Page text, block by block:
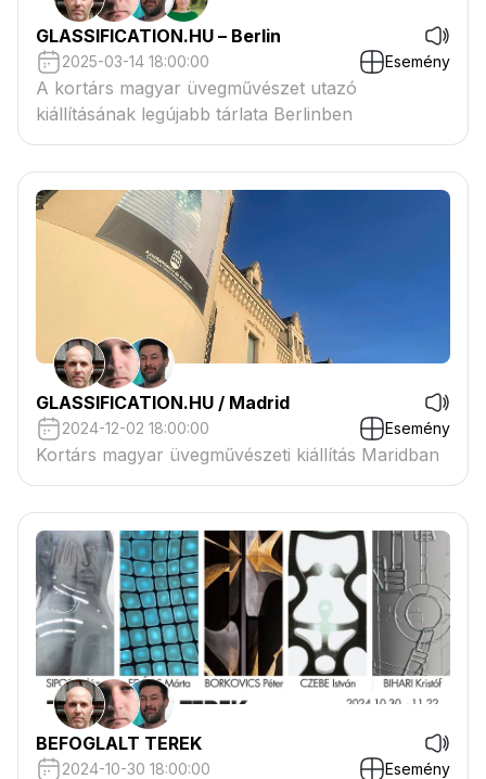
GLASSIFICATION.HU – Berlin
2025-03-14 18:00:00 Esemény
A kortárs magyar üvegművészet utazó
kiállításának legújabb tárlata Berlinben
GLASSIFICATION.HU / Madrid
2024-12-02 18:00:00 Esemény
Kortárs magyar üvegművészeti kiállítás Maridban
BEFOGLALT TEREK
2024-10-30 18:00:00 Esemény